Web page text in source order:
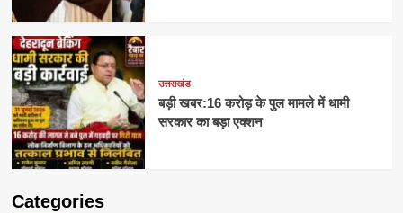
उत्तराखंड
बड़ी खबर:16 करोड़ के पुल मामले में धामी
सरकार का बड़ा एक्शन
Categories